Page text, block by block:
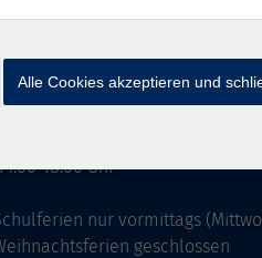
18:00 Uhr
nur vormittags
geschlossen
Alle Cookies akzeptieren und